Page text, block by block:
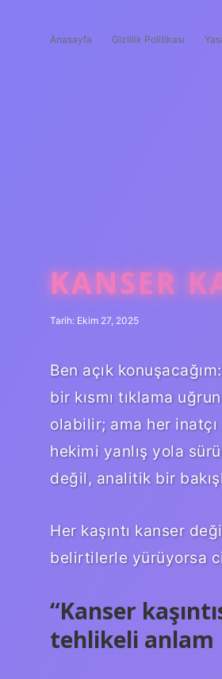
Anasayfa Gizlilik Politikası
KANSER
Tarih: Ekim 27, 2025
Ben açık
bir kısmı tıklama
olabilir; ama her inatçı
hekimi yanlış yola
değil, analitik bir
Her kaşıntı kanser
belirtilerle yürüyorsa
“Kanser
tehlikeli anlam